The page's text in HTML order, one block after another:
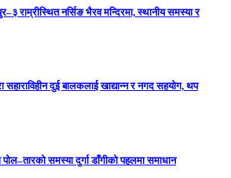
राम्रीस्थित नर्सिङ भैरव मन्दिरमा, स्थानीय समस्या र
सहाराविहीन दुई बालकलाई खाद्यान्न र नगद सहयोग, थप
समस्या दुर्गा डाँगीको पहलमा समाधान